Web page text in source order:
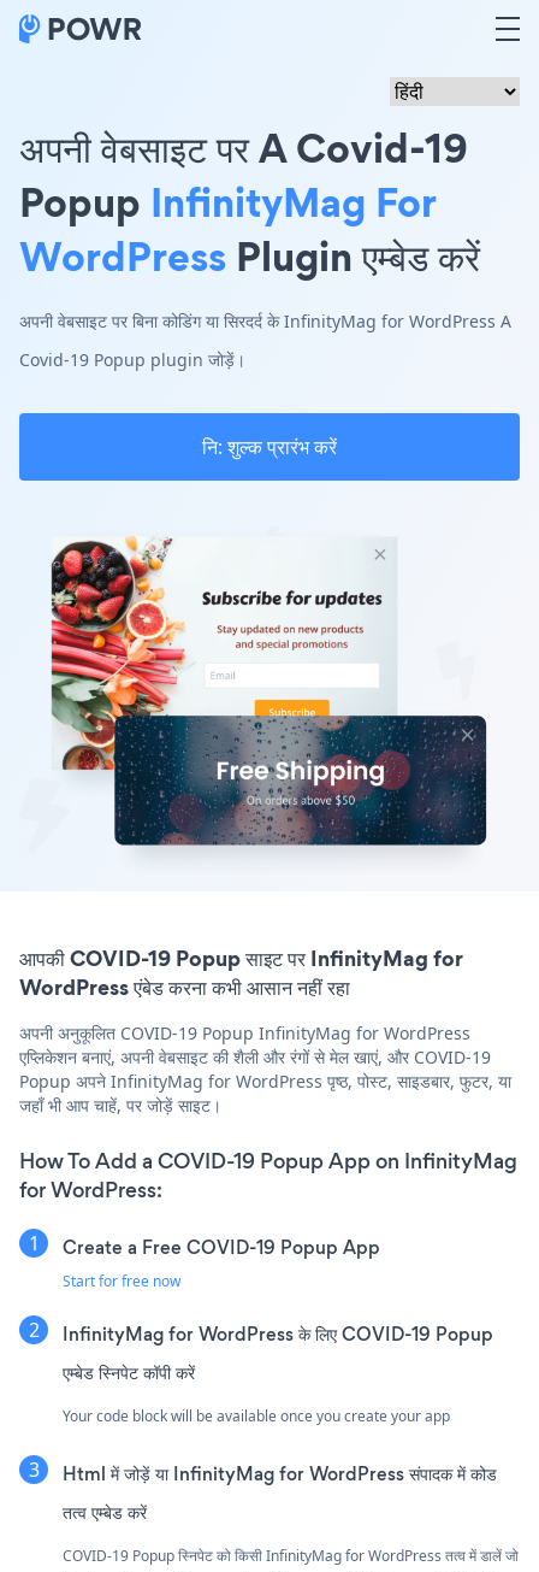
अपनी वेबसाइट पर A Covid-19
Popup InfinityMag For
WordPress Plugin एम्बेड करें
अपनी वेबसाइट पर बिना कोडिंग या सिरदर्द के InfinityMag for WordPress A
Covid-19 Popup plugin जोड़ें।
नि: शुल्क प्रारंभ करें
आपकी COVID-19 Popup साइट पर InfinityMag for
WordPress एंबेड करना कभी आसान नहीं रहा
अपनी अनुकूलित COVID-19 Popup InfinityMag for WordPress
एप्लिकेशन बनाएं, अपनी वेबसाइट की शैली और रंगों से मेल खाएं, और COVID-19
Popup अपने InfinityMag for WordPress पृष्ठ, पोस्ट, साइडबार, फुटर, या
जहाँ भी आप चाहें, पर जोड़ें साइट।
How To Add a COVID-19 Popup App on InfinityMag
for WordPress:
Create a Free COVID-19 Popup App
Start for free now
InfinityMag for WordPress के लिए COVID-19 Popup
एम्बेड स्निपेट कॉपी करें
Your code block will be available once you create your app
Html में जोड़ें या InfinityMag for WordPress संपादक में कोड
तत्व एम्बेड करें
COVID-19 Popup स्निपेट को किसी InfinityMag for WordPress तत्व में डालें जो